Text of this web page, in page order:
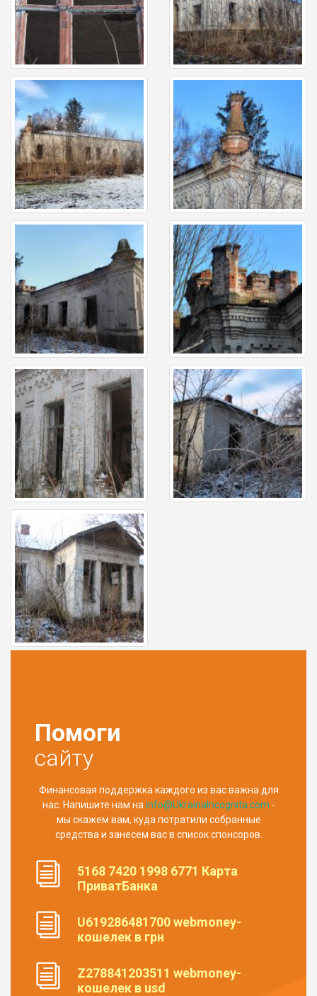
Помоги
сайту
Финансовая поддержка каждого из вас важна для
нас. Напишите нам на info@UkrainaIncognita.com -
мы скажем вам, куда потратили собранные
средства и занесем вас в список спонсоров.
5168 7420 1998 6771 Карта
ПриватБанка
U619286481700 webmoney-
кошелек в грн
Z278841203511 webmoney-
кошелек в usd